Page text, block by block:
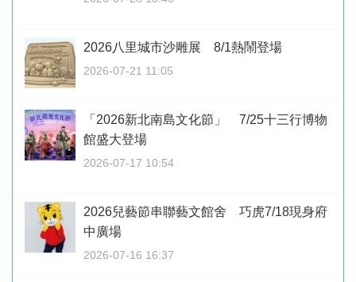
2026八里城市沙雕展 8/1熱鬧登場
2026-07-21 11:05
「2026新北南島文化節」 7/25十三行博物
館盛大登場
2026-07-17 10:54
2026兒藝節串聯藝文館舍 巧虎7/18現身府
中廣場
2026-07-16 16:37